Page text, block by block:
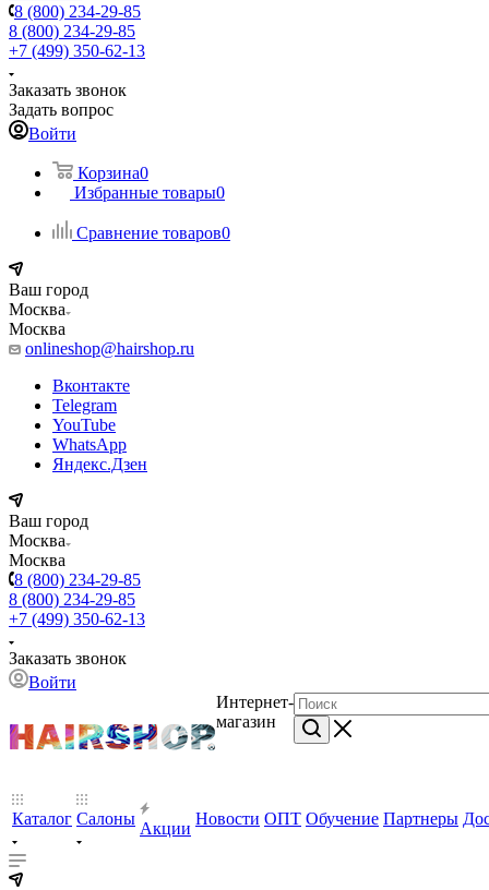
8 (800) 234-29-85
8 (800) 234-29-85
+7 (499) 350-62-13
Заказать звонок
Задать вопрос
Войти
Корзина0
Избранные товары0
Сравнение товаров0
Ваш город
Москва
Москва
onlineshop@hairshop.ru
Вконтакте
Telegram
YouTube
WhatsApp
Яндекс.Дзен
Ваш город
Москва
Москва
8 (800) 234-29-85
8 (800) 234-29-85
+7 (499) 350-62-13
Заказать звонок
Войти
Интернет-
магазин
Каталог Салоны
Акции
Новости ОПТ Обучение Партнеры